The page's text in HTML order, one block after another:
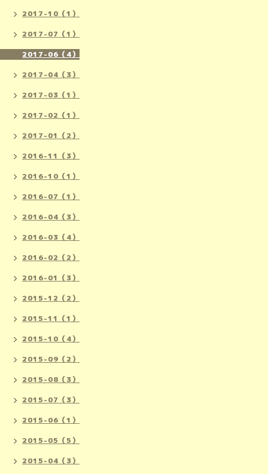
2017-10（1）
2017-07（1）
2017-06（4）
2017-04（3）
2017-03（1）
2017-02（1）
2017-01（2）
2016-11（3）
2016-10（1）
2016-07（1）
2016-04（3）
2016-03（4）
2016-02（2）
2016-01（3）
2015-12（2）
2015-11（1）
2015-10（4）
2015-09（2）
2015-08（3）
2015-07（3）
2015-06（1）
2015-05（5）
2015-04（3）